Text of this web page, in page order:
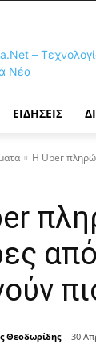
ΕΙΔΉΣΕΙΣ
Η Uber
Θεοδωρίδης 30